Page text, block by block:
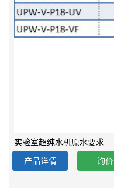
实验室超纯水机原水要求
产品详情
询价